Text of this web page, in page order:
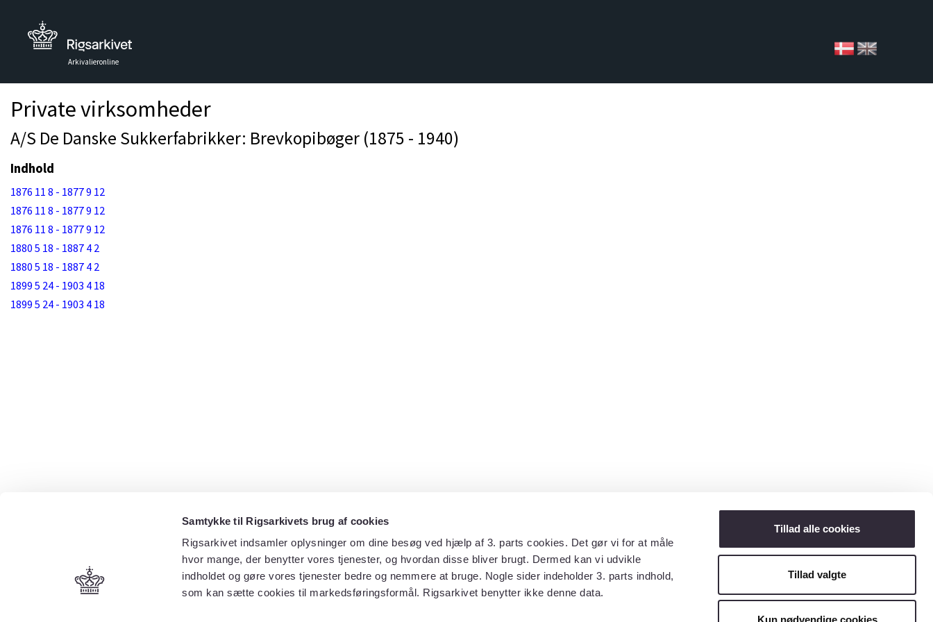
Samtykke til Rigsarkivets brug af cookies
Rigsarkivet indsamler oplysninger om dine besøg ved hjælp af 3. parts cookies. Det gør vi for at måle
hvor mange, der benytter vores tjenester, og hvordan disse bliver brugt. Dermed kan vi udvikle
indholdet og gøre vores tjenester bedre og nemmere at bruge. Nogle sider indeholder 3. parts indhold,
som kan sætte cookies til markedsføringsformål. Rigsarkivet benytter ikke denne data.
Tillad alle cookies
Tillad valgte
Kun nødvendige cookies
Arkivalieronline
Private virksomheder
A/S De Danske Sukkerfabrikker: Brevkopibøger (1875 - 1940)
Indhold
1876 11 8 - 1877 9 12
1876 11 8 - 1877 9 12
1876 11 8 - 1877 9 12
1880 5 18 - 1887 4 2
1880 5 18 - 1887 4 2
1899 5 24 - 1903 4 18
1899 5 24 - 1903 4 18